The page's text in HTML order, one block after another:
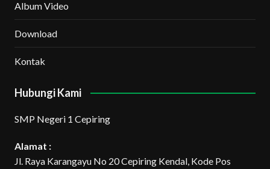
Album Video
Download
Kontak
Hubungi Kami
SMP Negeri 1 Cepiring
Alamat :
Jl. Raya Karangayu No 20 Cepiring Kendal, Kode Pos